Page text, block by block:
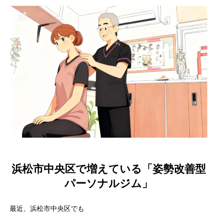
浜松市中央区で増えている「姿勢改善型
パーソナルジム」
最近、浜松市中央区でも